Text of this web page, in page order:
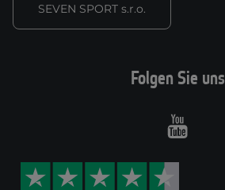
SEVEN SPORT s.r.o.
Folgen Sie uns
Youtube